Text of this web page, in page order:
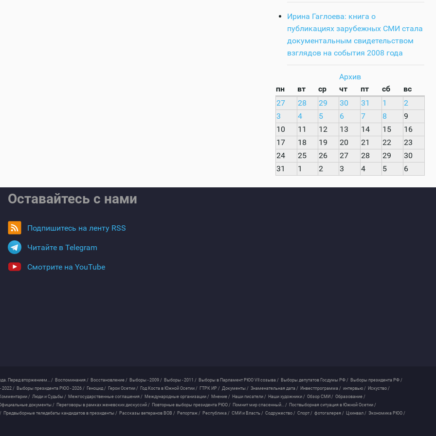
Ирина Гаглоева: книга о
публикациях зарубежных СМИ стала
документальным свидетельством
взглядов на события 2008 года
Архив
пн
вт ср чт пт сб
вс
27
28 29 30 31 1
2
3
4 5 6 7 8
9
10
11 12 13 14 15
16
17
18 19 20 21 22
23
24
25 26 27 28 29
30
31
1 2 3 4 5 6
Оставайтесь с нами
Подпишитесь на ленту RSS
Читайте в Telegram
Смотрите на YouTube
Перед вторжением... / Воспоминания / Восстановление / Выборы - 2009 / Выборы - 2011 / Выборы в Парламент РЮО VII созыва / Выборы депутатов Госдумы РФ / Выборы президента РФ /
2022 / Выборы президента РЮО - 2026 / Геноцид / Герои Осетии / Год Коста в Южной Осетии / ГТРК ИР / Документы / Знаменательная дата / Инвестпрограмма / интервью / Искуство /
/ Люди и Судьбы / Межгосударственные соглашения / Международные организации / Мнение / Наши писатели / Наши художники / Обзор СМИ / Образование /
документы / Переговоры в рамках женевских дискуссий / Повторные выборы президента РЮО / Помнит мир спасенный... / Поствыборная ситуация в Южной Осетии /
Предвыборные теледебаты кандидатов в президенты / Рассказы ветеранов ВОВ / Репортаж / Республика / СМИ и Власть / Содружество / Спорт / фотогалерея / Цхинвал / Экономика РЮО /